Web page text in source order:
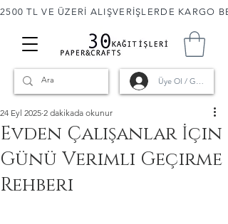
2500 TL VE ÜZERİ ALIŞVERİŞLERDE
Üye Ol / Giriş
Evden Çalışanlar İçin
Günü Verimli Geçirme
Rehberi
24 Eyl 2025 2 dakikada okunur